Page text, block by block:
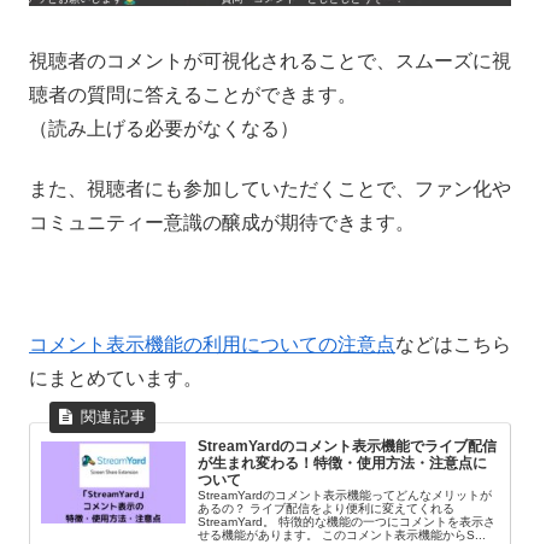
視聴者のコメントが可視化されることで、スムーズに視
聴者の質問に答えることができます。
（読み上げる必要がなくなる）
また、視聴者にも参加していただくことで、ファン化や
コミュニティー意識の醸成が期待できます。
コメント表示機能の利用についての注意点などはこちら
にまとめています。
StreamYardのコメント表示機能でライブ配信
が生まれ変わる！特徴・使用方法・注意点に
ついて
StreamYardのコメント表示機能ってどんなメリットが
あるの？ ライブ配信をより便利に変えてくれる
StreamYard。 特徴的な機能の一つにコメントを表示さ
せる機能があります。 このコメント表示機能からS...